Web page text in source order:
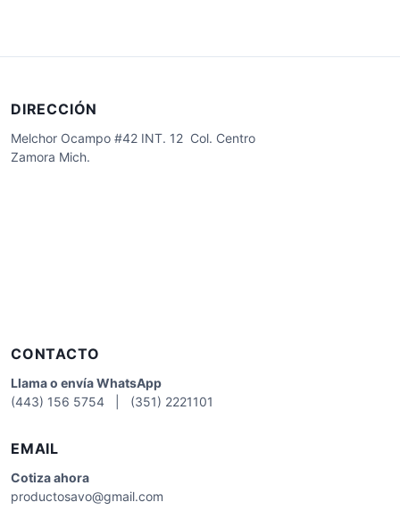
DIRECCIÓN
Melchor Ocampo #42 INT. 12 Col. Centro
Zamora Mich.
CONTACTO
Llama o envía WhatsApp
(443) 156 5754 | (351) 2221101
EMAIL
Cotizaahora
productosavo@gmail.com